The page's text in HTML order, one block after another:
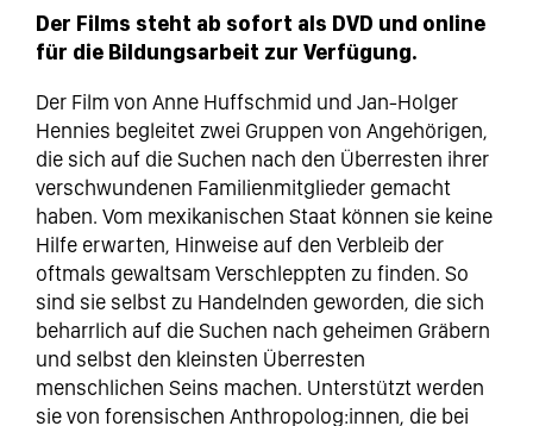
Der Films steht ab sofort als DVD und online
für die Bildungsarbeit zur Verfügung.
Der Film von Anne Huffschmid und Jan-Holger
Hennies begleitet zwei Gruppen von Angehörigen,
die sich auf die Suchen nach den Überresten ihrer
verschwundenen Familienmitglieder gemacht
haben. Vom mexikanischen Staat können sie keine
Hilfe erwarten, Hinweise auf den Verbleib der
oftmals gewaltsam Verschleppten zu finden. So
sind sie selbst zu Handelnden geworden, die sich
beharrlich auf die Suchen nach geheimen Gräbern
und selbst den kleinsten Überresten
menschlichen Seins machen. Unterstützt werden
sie von forensischen Anthropolog:innen, die bei